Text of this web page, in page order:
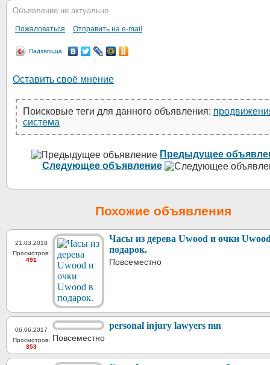
Объявление не актуально
Пожаловаться Отправить на e-mail
Падзяліцца
Оставить своё мнение
Поисковые теги для данного объявления:
система
Предыдущее
Следующее объявление
Похожие объявления
21.03.2018
Просмотров:
491
Часы из дерева Uwood и очки
подарок.
Повсеместно
06.06.2017
Просмотров:
353
personal injury lawyers mn
Повсеместно